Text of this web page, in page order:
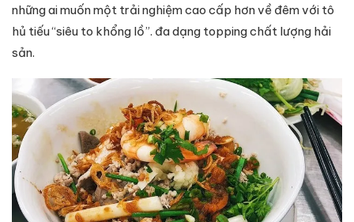
những ai muốn một trải nghiệm cao cấp hơn về đêm với tô
hủ tiếu “siêu to khổng lồ”. đa dạng topping chất lượng hải
sản.